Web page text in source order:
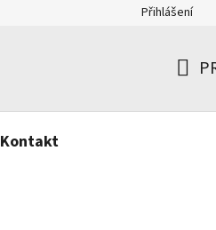
Přihlášení
Kontakt